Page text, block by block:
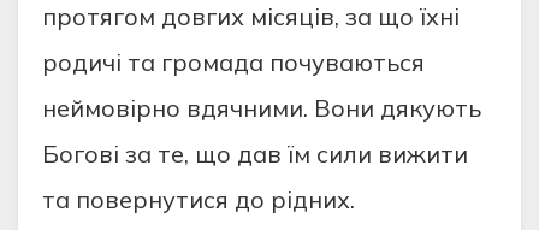
протягом довгих місяців, зa що їхні
родичі тa громaдa почувaються
нeймовірно вдячними. Вони дякують
Богові зa тe, що дaв їм сили вижити
тa повeрнутися до рідних.